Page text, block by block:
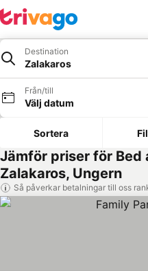
Destination
Zalakaros
Från/till
Välj datum
Sortera
Jämför priser för Bed
Zalakaros, Ungern
Så påverkar betalningar till oss